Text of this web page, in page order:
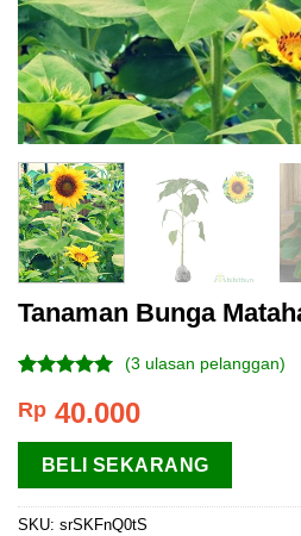
Tanaman Bunga
4.67 dari 5
berdasarkan
penilaian
pelanggan
(3 ulasan pelanggan)
Rp 40.000
BELI SEKARANG
SKU: srSKFnQ0tS